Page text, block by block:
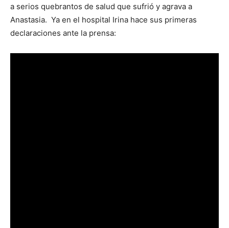
a serios quebrantos de salud que sufrió y agrava a
Anastasia. Ya en el hospital Irina hace sus primeras
declaraciones ante la prensa: